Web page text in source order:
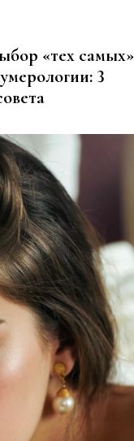
«тех самых»
3